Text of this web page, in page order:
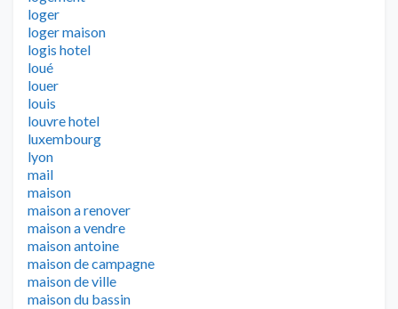
loger
loger maison
logis hotel
loué
louer
louis
louvre hotel
luxembourg
lyon
mail
maison
maison a renover
maison a vendre
maison antoine
maison de campagne
maison de ville
maison du bassin